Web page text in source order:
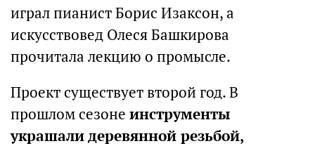
играл пианист Борис Изаксон, а
искусствовед Олеся Башкирова
прочитала лекцию о промысле.
Проект существует второй год. В
прошлом сезоне инструменты
украшали деревянной резьбой,